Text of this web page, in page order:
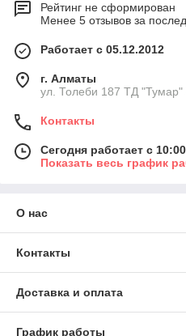
Рейтинг не сформирован
Менее 5 отзывов за
Работает с 05.12.2012
г. Алматы
ул. Толеби 187 ТД "Тумар"
Контакты
Сегодня работает с
Показать весь график
О нас
Контакты
Доставка и оплата
График работы